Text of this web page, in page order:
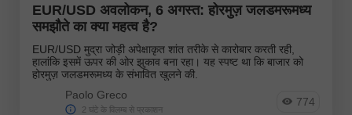
EUR/USD अवलोकन, 6 अगस्त: होरमुज़ जलडमरूमध्य
समझौते का क्या महत्व है?
EUR/USD मुद्रा जोड़ी अपेक्षाकृत शांत तरीके से कारोबार करती रही,
हालांकि इसमें ऊपर की ओर झुकाव बना रहा। यह स्पष्ट था कि बाजार को
होरमुज़ जलडमरूमध्य के संभावित खुलने की.
Paolo Greco
2 घंटे के विलम्ब से प्रकाशन
774